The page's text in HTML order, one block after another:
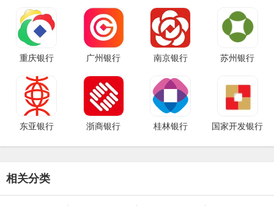
重庆银行 广州银行 南京银行 苏州银行
东亚银行 浙商银行 桂林银行 国家开发银行
相关分类